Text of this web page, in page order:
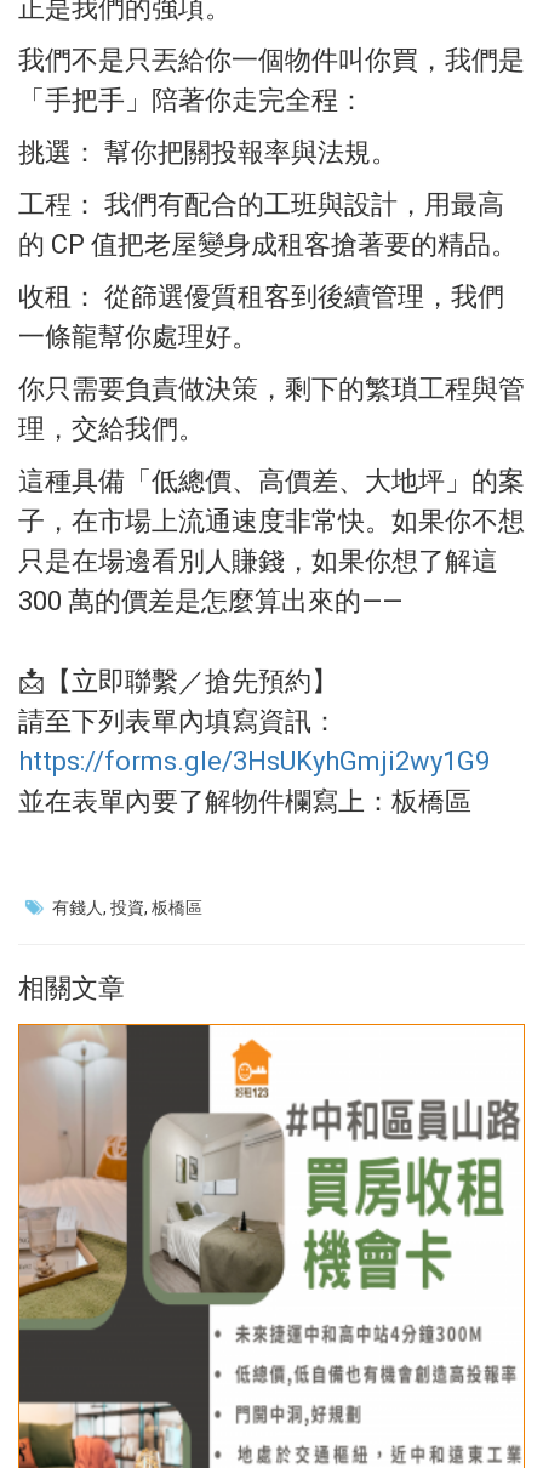
正是我們的強項。
我們不是只丟給你一個物件叫你買，我們是
「手把手」陪著你走完全程：
挑選： 幫你把關投報率與法規。
工程： 我們有配合的工班與設計，用最高
的 CP 值把老屋變身成租客搶著要的精品。
收租： 從篩選優質租客到後續管理，我們
一條龍幫你處理好。
你只需要負責做決策，剩下的繁瑣工程與管
理，交給我們。
這種具備「低總價、高價差、大地坪」的案
子，在市場上流通速度非常快。如果你不想
只是在場邊看別人賺錢，如果你想了解這
300 萬的價差是怎麼算出來的——
📩【立即聯繫／搶先預約】
請至下列表單內填寫資訊：
https://forms.gle/3HsUKyhGmji2wy1G9
並在表單內要了解物件欄寫上：板橋區
有錢人 投資 板橋區
相關文章